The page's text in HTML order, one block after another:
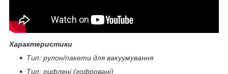
Характеристики
Тип: рулон/пакети для вакуумування
Тип: рифлені (гофровані)